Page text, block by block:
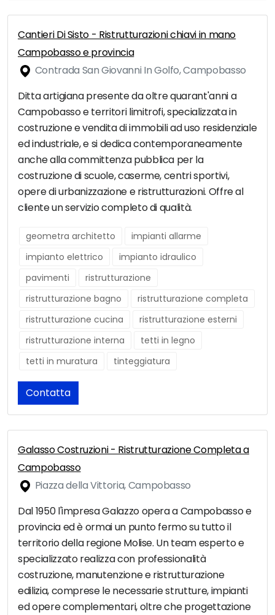
Cantieri Di Sisto - Ristrutturazioni chiavi in mano
Campobasso e provincia
Contrada San Giovanni In Golfo, Campobasso
Ditta artigiana presente da oltre quarant'anni a
Campobasso e territori limitrofi, specializzata in
costruzione e vendita di immobili ad uso residenziale
ed industriale, e si dedica contemporaneamente
anche alla committenza pubblica per la
costruzione di scuole, caserme, centri sportivi,
opere di urbanizzazione e ristrutturazioni. Offre al
cliente un servizio completo di qualità.
geometra architetto
impianti allarme
impianto elettrico
impianto idraulico
pavimenti
ristrutturazione
ristrutturazione bagno
ristrutturazione completa
ristrutturazione cucina
ristrutturazione esterni
ristrutturazione interna
tetti in legno
tetti in muratura
tinteggiatura
Contatta
Galasso Costruzioni - Ristrutturazione Completa a
Campobasso
Piazza della Vittoria, Campobasso
Dal 1950 l'impresa Galazzo opera a Campobasso e
provincia ed è ormai un punto fermo su tutto il
territorio della regione Molise. Un team esperto e
specializzato realizza con professionalità
costruzione, manutenzione e ristrutturazione
edilizia, comprese le necessarie strutture, impianti
ed opere complementari, oltre che progettazione